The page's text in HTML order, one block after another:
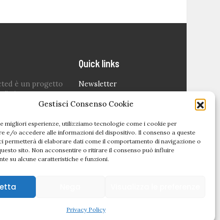
Gestisci Consenso Cookie
migliori esperienze, utilizziamo tecnologie come i cookie per
e/o accedere alle informazioni del dispositivo. Il consenso a queste
permetterà di elaborare dati come il comportamento di navigazione o
sito. Non acconsentire o ritirare il consenso può influire
su alcune caratteristiche e funzioni.
Privacy Policy
è un progetto
per dare
dei i più colpiti in
difficile.
daSara
Quick links
Newsletter
Politica editoriale
Cookie Policy (UE)